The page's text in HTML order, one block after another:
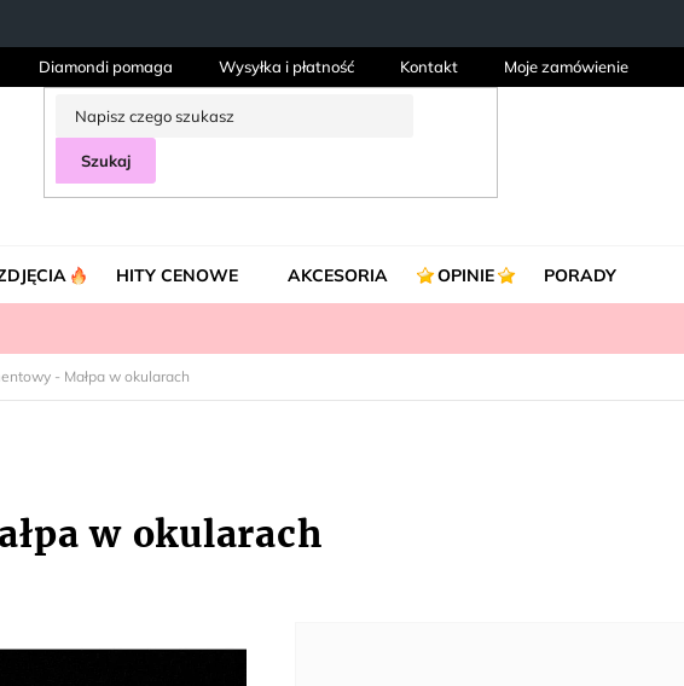
Diamondi pomaga Wysyłka i płatność Kontakt Moje zamówienie
Szukaj
HITY CENOWE AKCESORIA OPINIE PORADY
- Małpa w okularach
w okularach